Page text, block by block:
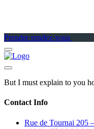
Prendre rendez-vous
But I must explain to you
Contact Info
Rue de Tournai 205